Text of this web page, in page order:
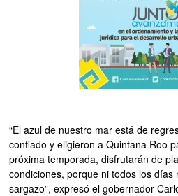
“El azul de nuestro mar está de
confiado y eligieron a Quintana Roo
próxima temporada, disfrutarán de
condiciones, porque ni todos los días
sargazo”, expresó el gobernador